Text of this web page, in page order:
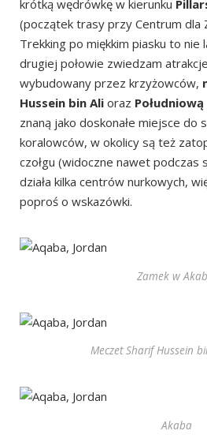
krótką wędrówkę w kierunku
(początek trasy przy Centrum dla
Trekking po miękkim piasku to nie
drugiej połowie zwiedzam
wybudowany przez krzyżowców,
Hussein bin Ali oraz Południową
znaną jako doskonałe miejsce do
koralowców, w okolicy są też
czołgu (widoczne nawet podczas
działa kilka centrów nurkowych,
poproś o wskazówki.
Zamek w
Meczet Sharif Hussein
Akaba